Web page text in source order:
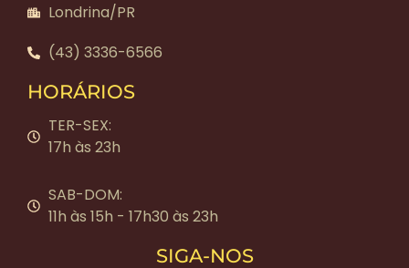
Londrina/PR
(43) 3336-6566
HORÁRIOS
TER-SEX:
17h às 23h
SAB-DOM:
11h às 15h - 17h30 às 23h
SIGA-NOS